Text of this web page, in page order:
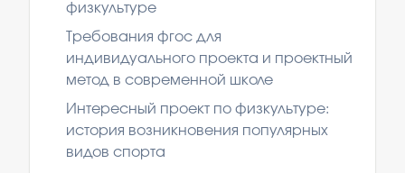
физкультуре
Требования фгос для
индивидуального проекта и проектный
метод в современной школе
Интересный проект по физкультуре:
история возникновения популярных
видов спорта